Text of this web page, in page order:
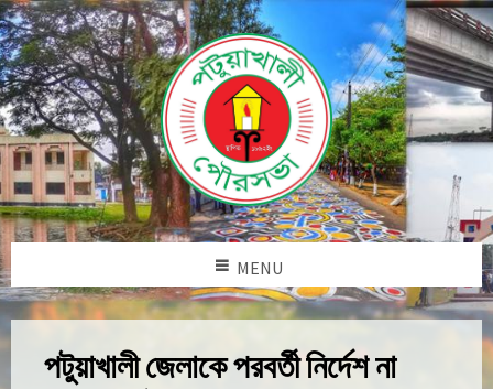
MENU
পটুয়াখালী জেলাকে পরবর্তী নির্দেশ না